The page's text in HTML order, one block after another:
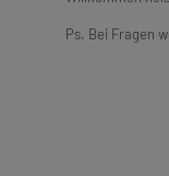
Ps. Bei Fragen